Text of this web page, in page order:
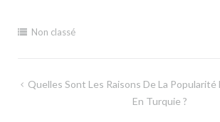
Non classé
Navigation
Quelles Sont Les Raisons De La Popularité
En Turquie ?